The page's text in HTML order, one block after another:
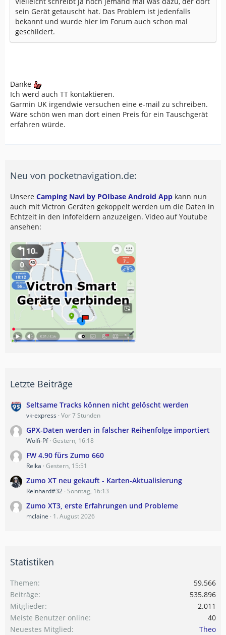
sein Gerät getauscht hat. Das Problem ist jedenfalls
bekannt und wurde hier im Forum auch schon mal
geschildert.
Danke
Ich werd auch TT kontaktieren.
Garmin UK irgendwie versuchen eine e-mail zu schreiben.
Wäre schön wen man dort einen Preis für ein Tauschgerät
erfahren würde.
Neu von pocketnavigation.de:
Unsere Camping Navi by POIbase Android App kann nun
auch mit Victron Geräten gekoppelt werden um die Daten in
Echtzeit in den Infofeldern anzuzeigen. Video auf Youtube
ansehen:
Letzte Beiträge
Seltsame Tracks können nicht gelöscht werden
vk-express Vor 7 Stunden
GPX-Daten werden in falscher Reihenfolge importiert
Wolfi-Pf Gestern, 16:18
FW 4.90 fürs Zumo 660
Reika Gestern, 15:51
Zumo XT neu gekauft - Karten-Aktualisierung
Reinhard#32 Sonntag, 16:13
Zumo XT3, erste Erfahrungen und Probleme
mclaine 1. August 2026
Statistiken
Themen
59.566
Beiträge
535.896
Mitglieder
2.011
Meiste Benutzer online
40
Neuestes Mitglied
Theo